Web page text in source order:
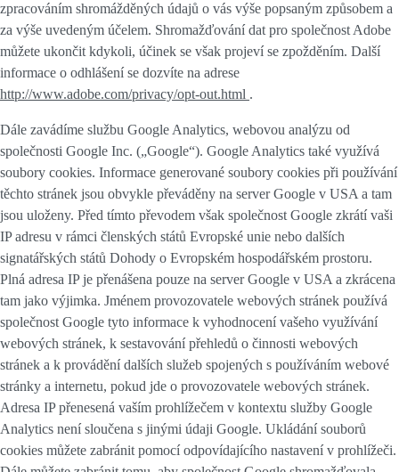
zpracováním shromážděných údajů o vás výše popsaným způsobem a
za výše uvedeným účelem. Shromažďování dat pro společnost Adobe
můžete ukončit kdykoli, účinek se však projeví se zpožděním. Další
informace o odhlášení se dozvíte na adrese
http://www.adobe.com/privacy/opt-out.html .
Dále zavádíme službu Google Analytics, webovou analýzu od
společnosti Google Inc. („Google“). Google Analytics také využívá
soubory cookies. Informace generované soubory cookies při používání
těchto stránek jsou obvykle převáděny na server Google v USA a tam
jsou uloženy. Před tímto převodem však společnost Google zkrátí vaši
IP adresu v rámci členských států Evropské unie nebo dalších
signatářských států Dohody o Evropském hospodářském prostoru.
Plná adresa IP je přenášena pouze na server Google v USA a zkrácena
tam jako výjimka. Jménem provozovatele webových stránek používá
společnost Google tyto informace k vyhodnocení vašeho využívání
webových stránek, k sestavování přehledů o činnosti webových
stránek a k provádění dalších služeb spojených s používáním webové
stránky a internetu, pokud jde o provozovatele webových stránek.
Adresa IP přenesená vaším prohlížečem v kontextu služby Google
Analytics není sloučena s jinými údaji Google. Ukládání souborů
cookies můžete zabránit pomocí odpovídajícího nastavení v prohlížeči.